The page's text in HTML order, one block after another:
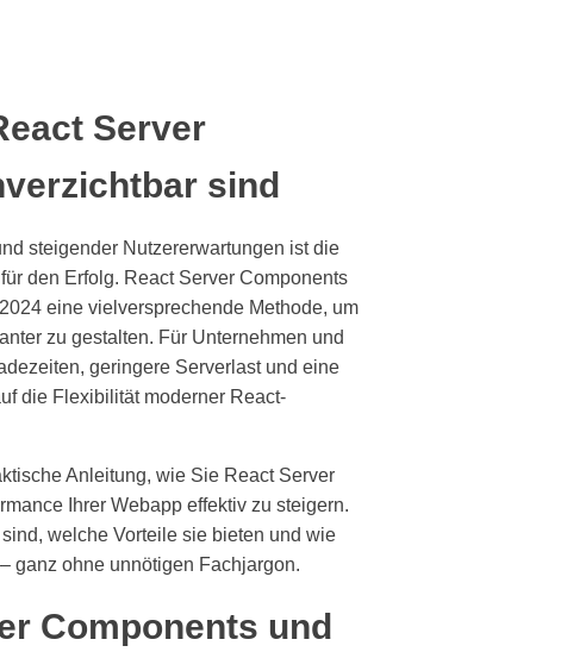
Server
sind
steigender Nutzererwartungen ist die
den Erfolg. React Server Components
eine vielversprechende Methode, um
zu gestalten. Für Unternehmen und
geringere Serverlast und eine
die Flexibilität moderner React-
Anleitung, wie Sie React Server
Ihrer Webapp effektiv zu steigern.
welche Vorteile sie bieten und wie
ganz ohne unnötigen Fachjargon.
Components und